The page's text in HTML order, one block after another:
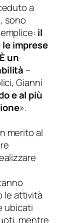
a
sono
il
imprese
È un
–
Gianni
e al più
».
merito al
le attività
ubicati
mentre